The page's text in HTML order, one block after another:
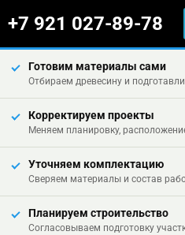
+7 921 027-89-78
Готовим материалы сами
Отбираем древесину и
Корректируем проекты
Меняем планировку,
Уточняем комплектацию
Сверяем материалы и состав
Планируем строительство
Согласовываем подготовку